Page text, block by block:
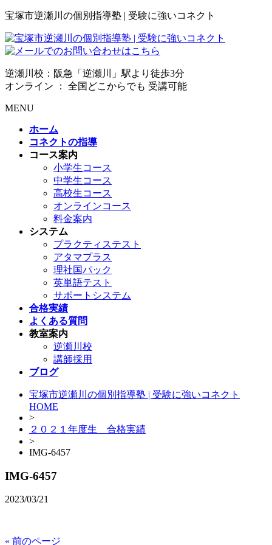
宝塚市逆瀬川の個別指導塾 | 受験に強いコネクト
逆瀬川校：阪急「逆瀬川」駅より徒歩3分
オンライン ： 全国どこからでも 受講可能
MENU
ホーム
コネクトの指導
コース案内
小学生コース
中学生コース
高校生コース
オンラインコース
料金案内
システム
プラクティステスト
アタマプラス
理社国パック
英単語テスト
サポートシステム
合格実績
よくある質問
教室案内
逆瀬川校
講師採用
ブログ
宝塚市逆瀬川の個別指導塾 | 受験に強いコネクト
HOME
>
２０２１年度生 合格実績
>
IMG-6457
IMG-6457
2023/03/21
« 前のページ